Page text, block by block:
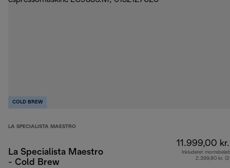
COLD BREW
LA SPECIALISTA MAESTRO
La Specialista Maestro
- Cold Brew
11.999,00 kr.
Inkluderet
2.399,80 kr.